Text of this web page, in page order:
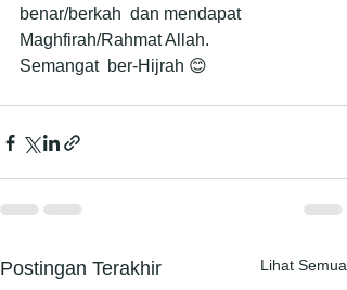
benar/berkah  dan mendapat
Maghfirah/Rahmat Allah.
Semangat  ber-Hijrah 😊
Postingan Terakhir Lihat Semua